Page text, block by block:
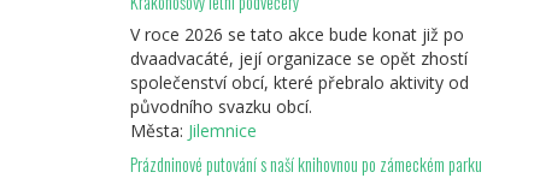
V roce 2026 se tato akce bude konat již po
dvaadvacáté, její organizace se opět zhostí
společenství obcí, které přebralo aktivity od
původního svazku obcí.
Města: Jilemnice
Prázdninové putování s naší knihovnou po zámeckém parku